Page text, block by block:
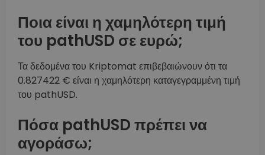
Ποια είναι η χαμηλότερη τιμή
του pathUSD σε ευρώ;
Τα δεδομένα του Kriptomat επιβεβαιώνουν ότι τα
0.827422 € είναι η χαμηλότερη καταγεγραμμένη τιμή
του pathUSD.
Πόσα pathUSD πρέπει να
αγοράσω;